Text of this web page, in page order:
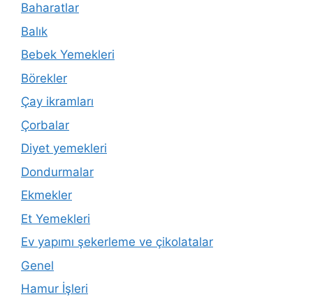
Baharatlar
Balık
Bebek Yemekleri
Börekler
Çay ikramları
Çorbalar
Diyet yemekleri
Dondurmalar
Ekmekler
Et Yemekleri
Ev yapımı şekerleme ve çikolatalar
Genel
Hamur İşleri